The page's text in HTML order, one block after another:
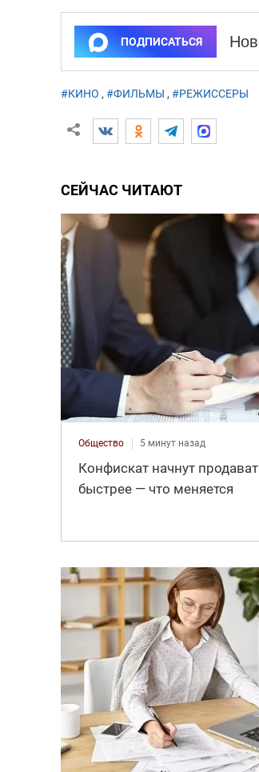
ПОДПИСАТЬСЯ
#КИНО , #ФИЛЬМЫ , #РЕЖИССЕРЫ
СЕЙЧАС ЧИТАЮТ
Общество 5 минут назад
Конфискат начнут
быстрее — что меняется